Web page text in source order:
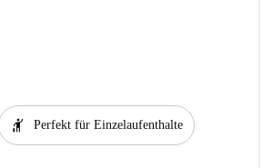
hail Perfekt für Einzelaufenthalte